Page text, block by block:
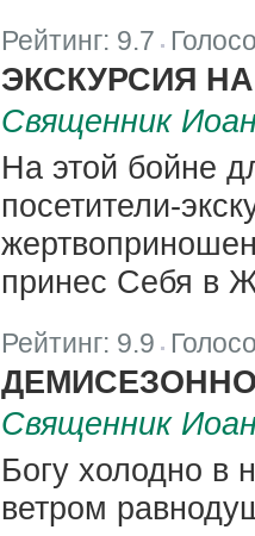
Рейтинг: 9.7
ЭКСКУРСИЯ
Священник
На этой бойне
посетители-
принес Себя в
Рейтинг: 9.9
Священник
Богу холодно в
ветром